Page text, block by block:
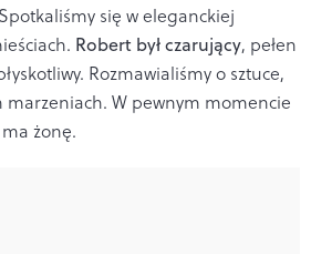
się w eleganckiej
Robert był czarujący, pełen
Rozmawialiśmy o sztuce,
marzeniach. W pewnym momencie
żonę.